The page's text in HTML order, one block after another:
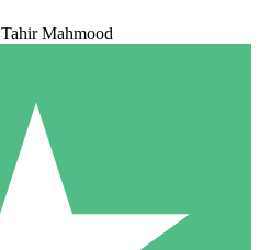
Tahir Mahmood